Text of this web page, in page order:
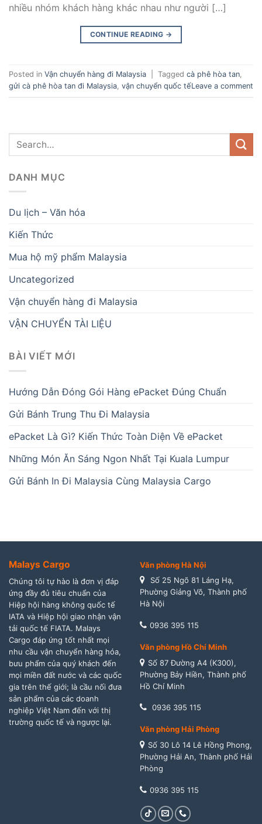
nhiều nhóm khách hàng khác nhau như người […]
CONTINUE READING →
Posted in Vận chuyển hàng đi Malaysia Tagged cà phê hòa tan
gửi cà phê hòa tan đi Malaysia vận chuyển quốc tếLeave a comment
DANH MỤC
Du lịch – Văn hóa
Kiến Thức
Mua hộ mỹ phẩm Malaysia
Uncategorized
Vận chuyển hàng đi Malaysia
VẬN CHUYỂN TÀI LIỆU
BÀI VIẾT MỚI
Hướng Dẫn Đóng Gói Hàng ePacket Đúng Chuẩn
Gửi Bánh Trung Thu Đi Malaysia
ePacket Là Gì? Kiến Thức Toàn Diện Về ePacket
Những Món Ăn Sáng Ngon Nhất Tại Kuala Lumpur
Gửi Bánh In Đi Malaysia Cùng Malaysia Cargo
Malays Cargo
Chúng tôi tự hào là đơn vị đáp
ứng đầy đủ tiêu chuẩn của
Hiệp hội hàng không quốc tế
IATA và Hiệp hội giao nhận vận
tải quốc tế FIATA. Malays
Cargo đáp ứng tốt nhất mọi
nhu cầu vận chuyển hàng hóa,
bưu phẩm của quý khách đến
mọi miền đất nước và các quốc
gia trên thế giới; là cầu nối đưa
sản phẩm của các doanh
nghiệp Việt Nam đến với thị
trường quốc tế và ngược lại.
Văn phòng Hà Nội
Số 25 Ngõ 81 Láng Hạ,
Phường Giảng Võ, Thành phố
Hà Nội
0936 395 115
Văn phòng Hồ Chí Minh
Số 87 Đường A4 (K300),
Phường Bảy Hiền, Thành phố
Hồ Chí Minh
0936 395 115
Văn phòng Hải Phòng
Số 30 Lô 14 Lê Hồng Phong,
Phường Hải An, Thành phố Hải
Phòng
0936 395 115